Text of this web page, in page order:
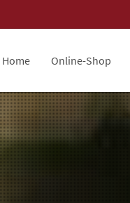
Home Online-Shop